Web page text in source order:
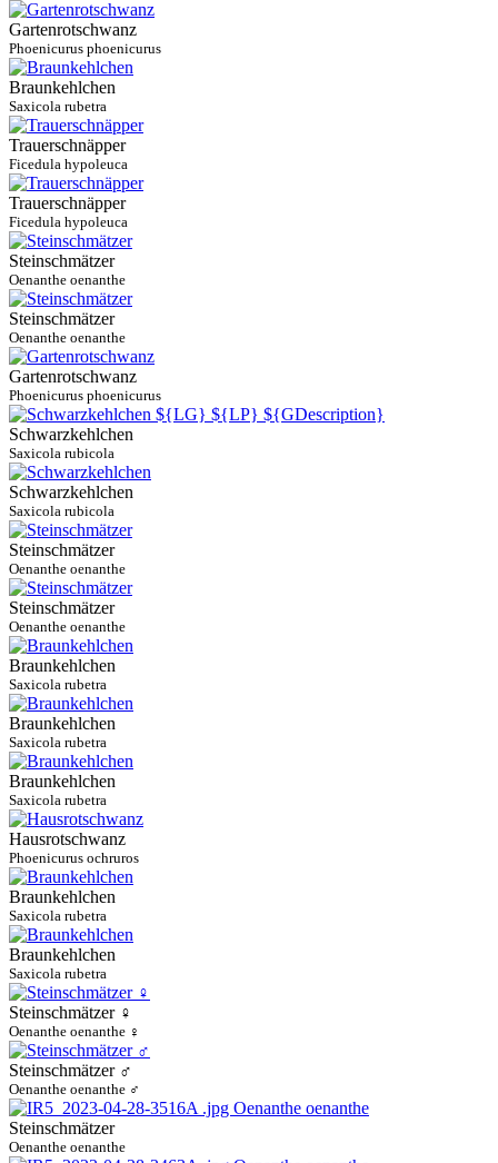
Gartenrotschwanz
Phoenicurus phoenicurus
Braunkehlchen
Saxicola rubetra
Trauerschnäpper
Ficedula hypoleuca
Trauerschnäpper
Ficedula hypoleuca
Steinschmätzer
Oenanthe oenanthe
Steinschmätzer
Oenanthe oenanthe
Gartenrotschwanz
Phoenicurus phoenicurus
Schwarzkehlchen
Saxicola rubicola
Schwarzkehlchen
Saxicola rubicola
Steinschmätzer
Oenanthe oenanthe
Steinschmätzer
Oenanthe oenanthe
Braunkehlchen
Saxicola rubetra
Braunkehlchen
Saxicola rubetra
Braunkehlchen
Saxicola rubetra
Hausrotschwanz
Phoenicurus ochruros
Braunkehlchen
Saxicola rubetra
Braunkehlchen
Saxicola rubetra
Steinschmätzer ♀
Oenanthe oenanthe ♀
Steinschmätzer ♂
Oenanthe oenanthe ♂
Steinschmätzer
Oenanthe oenanthe